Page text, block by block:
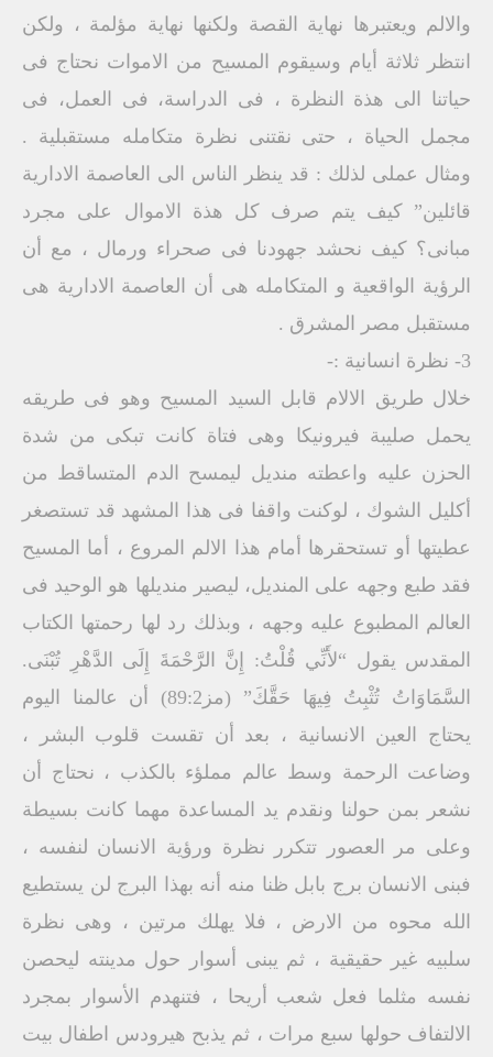
والالم ويعتبرها نهاية القصة ولكنها نهاية مؤلمة ، ولكن
انتظر ثلاثة أيام وسيقوم المسيح من الاموات نحتاج فى
حياتنا الى هذة النظرة ، فى الدراسة، فى العمل، فى
مجمل الحياة ، حتى نقتنى نظرة متكامله مستقبلية .
ومثال عملى لذلك : قد ينظر الناس الى العاصمة الادارية
قائلين” كيف يتم صرف كل هذة الاموال على مجرد
مبانى؟ كيف نحشد جهودنا فى صحراء ورمال ، مع أن
الرؤية الواقعية و المتكامله هى أن العاصمة الادارية هى
مستقبل مصر المشرق .
3- نظرة انسانية :-
خلال طريق الالام قابل السيد المسيح وهو فى طريقه
يحمل صليبة فيرونيكا وهى فتاة كانت تبكى من شدة
الحزن عليه واعطته منديل ليمسح الدم المتساقط من
أكليل الشوك ، لوكنت واقفا فى هذا المشهد قد تستصغر
عطيتها أو تستحقرها أمام هذا الالم المروع ، أما المسيح
فقد طبع وجهه على المنديل، ليصير منديلها هو الوحيد فى
العالم المطبوع عليه وجهه ، وبذلك رد لها رحمتها الكتاب
المقدس يقول “لأَنِّي قُلْتُ: إِنَّ الرَّحْمَةَ إِلَى الدَّهْرِ تُبْنَى.
السَّمَاوَاتُ تُثْبِتُ فِيهَا حَقَّكَ” (مز89:2) أن عالمنا اليوم
يحتاج العين الانسانية ، بعد أن تقست قلوب البشر ،
وضاعت الرحمة وسط عالم مملؤء بالكذب ، نحتاج أن
نشعر بمن حولنا ونقدم يد المساعدة مهما كانت بسيطة
وعلى مر العصور تتكرر نظرة ورؤية الانسان لنفسه ،
فبنى الانسان برج بابل ظنا منه أنه بهذا البرج لن يستطيع
الله محوه من الارض ، فلا يهلك مرتين ، وهى نظرة
سلبيه غير حقيقية ، ثم يبنى أسوار حول مدينته ليحصن
نفسه مثلما فعل شعب أريحا ، فتنهدم الأسوار بمجرد
الالتفاف حولها سبع مرات ، ثم يذبح هيرودس اطفال بيت